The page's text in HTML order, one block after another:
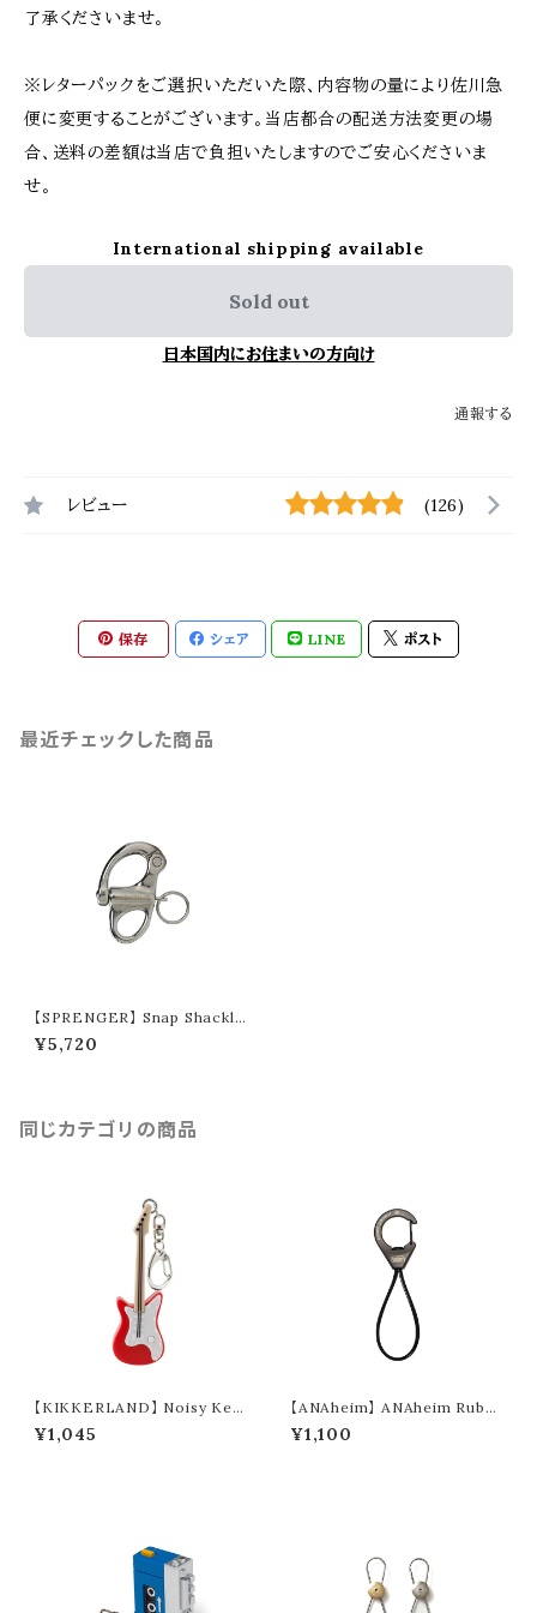
了承くださいませ。
※レターパックをご選択いただいた際、内容物の量により佐川急
便に変更することがございます。当店都合の配送方法変更の場
合、送料の差額は当店で負担いたしますのでご安心くださいま
せ。
International shipping available
Sold out
日本国内にお住まいの方向け
通報する
レビュー (126)
保存 シェア LINE ポスト
最近チェックした商品
【SPRENGER】 Snap Shackle
36053-S
¥5,720
同じカテゴリの商品
【KIKKERLAND】 Noisy Key
Light "Guitar" (2colors)
¥1,045
【ANAheim】 ANAheim Rubb
er Loop Carabiner "Black"
¥1,100